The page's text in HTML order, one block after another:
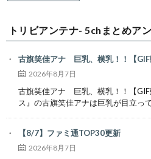
トリビアンテナ- 5chまとめア
古旗笑佳アナ 巨乳、横乳！！【GIF
2026年8月7日
古旗笑佳アナ 巨乳、横乳！！【GIF
ス』の古旗笑佳アナは巨乳が目立っ
【8/7】ファミ通TOP30更新
2026年8月7日